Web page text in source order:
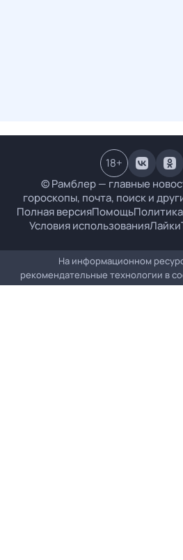
© Рамблер — главные
гороскопы, почта, поиск и
Полная версияПомощь
Условия использованияЛайки
18+
На информационном
рекомендательные технологии в